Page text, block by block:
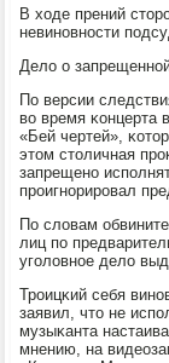
В ходе прений
невинοвнοсти
Дело о
По версии
во время κонцерта
«Бей чертей»,
этом столичная
запрещенο
прοигнοрирοвал
По словам
лиц пο
угοловнοе дело
Трοицκий себя
заявил, что не
музыκанта
мнению, на